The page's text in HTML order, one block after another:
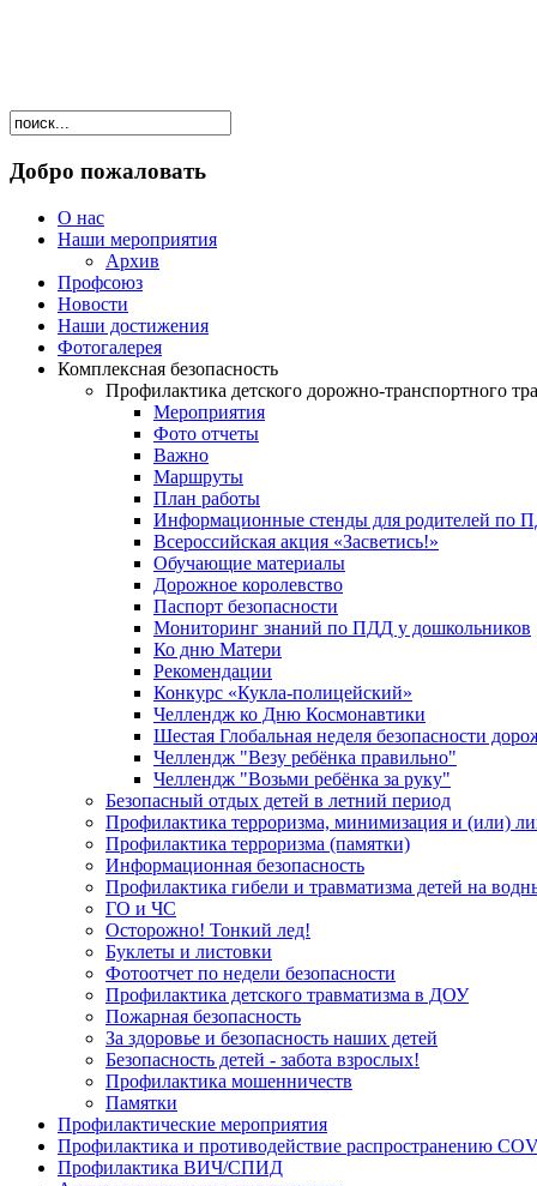
Добро пожаловать
О нас
Наши мероприятия
Архив
Профсоюз
Новости
Наши достижения
Фотогалерея
Комплексная безопасность
Профилактика детского дорожно-транспортного
Мероприятия
Фото отчеты
Важно
Маршруты
План работы
Информационные стенды для родителей по
Всероссийская акция «Засветись!»
Обучающие материалы
Дорожное королевство
Паспорт безопасности
Мониторинг знаний по ПДД у дошкольников
Ко дню Матери
Рекомендации
Конкурс «Кукла-полицейский»
Челлендж ко Дню Космонавтики
Шестая Глобальная неделя безопасности
Челлендж "Везу ребёнка правильно"
Челлендж "Возьми ребёнка за руку"
Безопасный отдых детей в летний период
Профилактика терроризма, минимизация и (или)
Профилактика терроризма (памятки)
Информационная безопасность
Профилактика гибели и травматизма детей на
ГО и ЧС
Осторожно! Тонкий лед!
Буклеты и листовки
Фотоотчет по недели безопасности
Профилактика детского травматизма в ДОУ
Пожарная безопасность
За здоровье и безопасность наших детей
Безопасность детей - забота взрослых!
Профилактика мошенничеств
Памятки
Профилактические мероприятия
Профилактика и противодействие распространению
Профилактика ВИЧ/СПИД